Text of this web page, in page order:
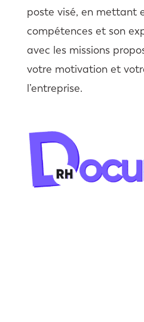
poste visé, en mettant
compétences et son
avec les missions
votre motivation et
l’entreprise.